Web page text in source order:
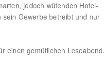
jedoch wütenden Hotel-
Gewerbe betreibt und nur
einen gemütlichen Leseabend.